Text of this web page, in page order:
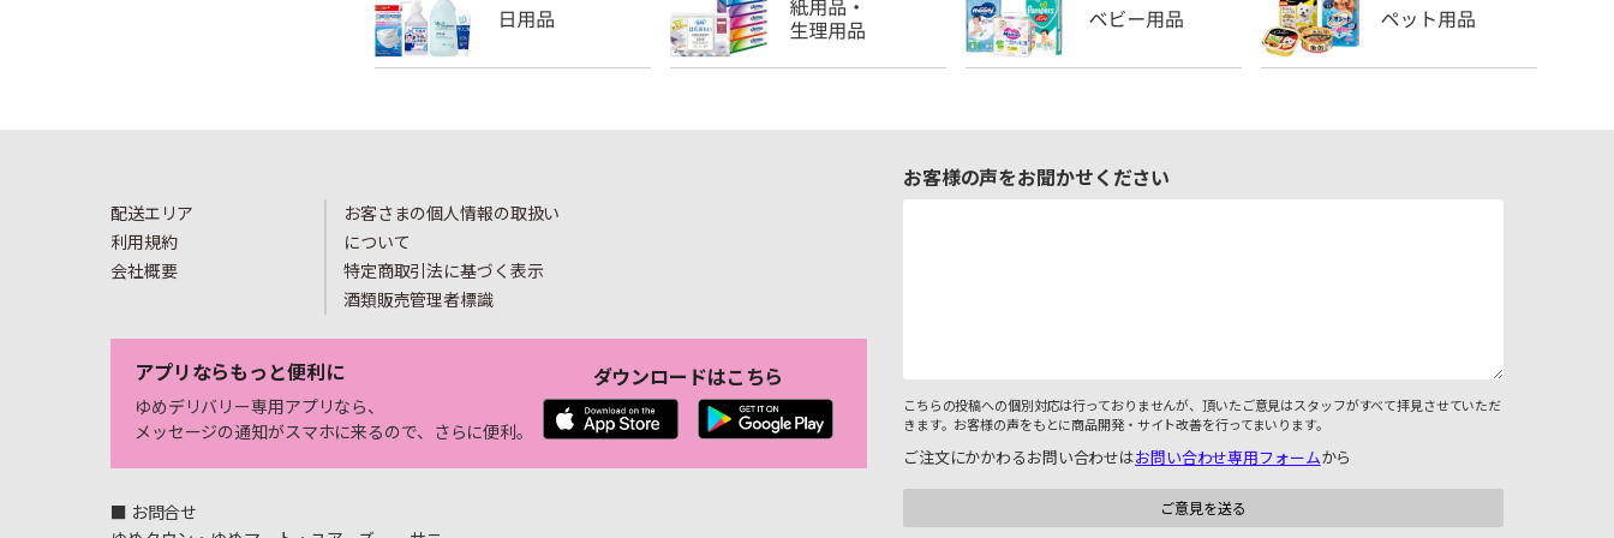
配送エリア
利用規約
会社概要
お客さまの個人情報の取扱い
について
特定商取引法に基づく表示
酒類販売管理者標識
アプリならもっと便利に
ゆめデリバリー専用アプリなら、
メッセージの通知がスマホに来るので、さらに便利。
ダウンロードはこちら
■ お問合せ
お客様の声をお聞かせください
こちらの投稿への個別対応は行っておりませんが、頂いたご意見はスタッフがすべて拝見させていただ
きます。お客様の声をもとに商品開発・サイト改善を行ってまいります。
ご注文にかかわるお問い合わせはお問い合わせ専用フォームから